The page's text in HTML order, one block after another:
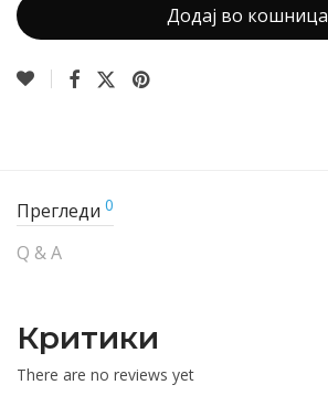
Додај во кошница
Прегледи 0
Q & A
Критики
There are no reviews yet